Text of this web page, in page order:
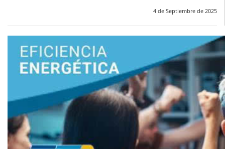
4 de Septiembre de 2025